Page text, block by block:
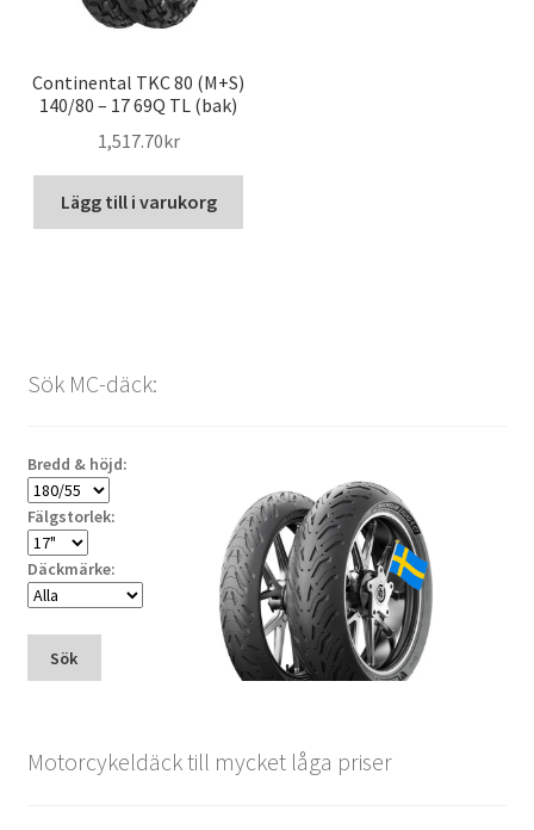
Continental TKC 80 (M+S)
140/80 – 17 69Q TL (bak)
1,517.70kr
Lägg till i varukorg
Sök MC-däck:
Bredd & höjd:
Fälgstorlek:
Däckmärke:
Sök
Motorcykeldäck till mycket låga priser